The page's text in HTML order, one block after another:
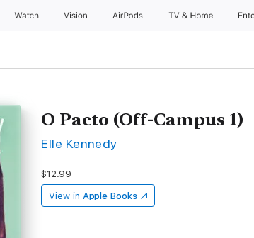
Watch Vision AirPods TV & Home
O Pacto (Off-Campus 1)
Elle Kennedy
$12.99
View in Apple Books